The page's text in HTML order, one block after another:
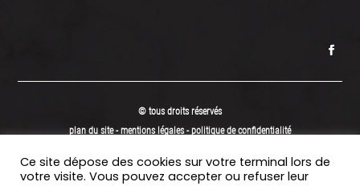
© tous droits réservés
plan du site-mentions légales-politique de confidentialité
INOVA WEB
Ce site dépose des cookies sur votre terminal lors de
votre visite. Vous pouvez accepter ou refuser leur